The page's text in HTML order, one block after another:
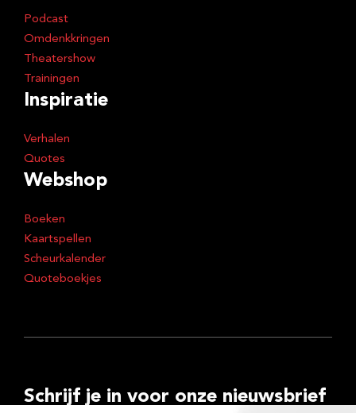
Podcast
Omdenkkringen
Theatershow
Trainingen
Inspiratie
Verhalen
Quotes
Webshop
Boeken
Kaartspellen
Scheurkalender
Quoteboekjes
Schrijf je in voor onze nieuwsbrief